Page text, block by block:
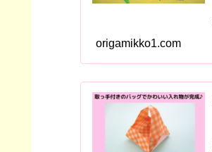
origamikko1.com